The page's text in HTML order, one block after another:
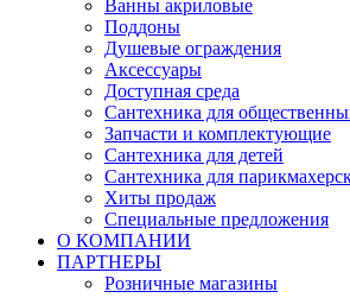
Ванны акриловые
Поддоны
Душевые ограждения
Аксессуары
Доступная среда
Cантехника для
Запчасти и комплектующие
Сантехника для детей
Сантехника для
Хиты продаж
Специальные предложения
О КОМПАНИИ
ПАРТНЕРЫ
Розничные магазины